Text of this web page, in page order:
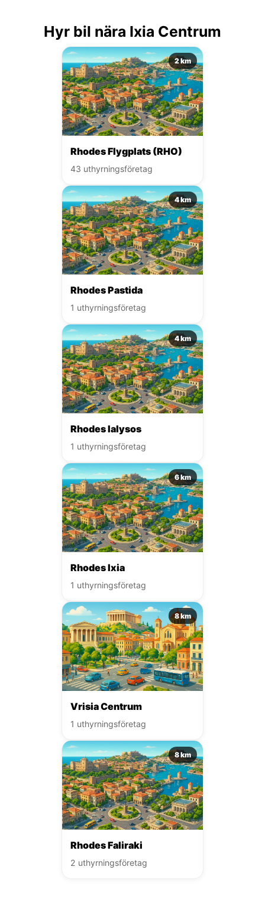
Hyr bil nära Ixia Centrum
2 km
Rhodes Flygplats (RHO)
43 uthyrningsföretag
4 km
Rhodes Pastida
1 uthyrningsföretag
4 km
Rhodes Ialysos
1 uthyrningsföretag
6 km
Rhodes Ixia
1 uthyrningsföretag
8 km
Vrisia Centrum
1 uthyrningsföretag
8 km
Rhodes Faliraki
2 uthyrningsföretag